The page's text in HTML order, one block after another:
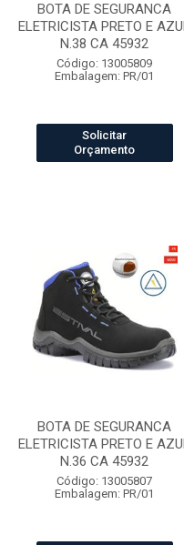
BOTA DE SEGURANCA
ELETRICISTA PRETO E
N.38 CA 45932
Código: 13005809
Embalagem: PR/01
Solicitar
Orçamento
BOTA DE SEGURANCA
ELETRICISTA PRETO E
N.36 CA 45932
Código: 13005807
Embalagem: PR/01